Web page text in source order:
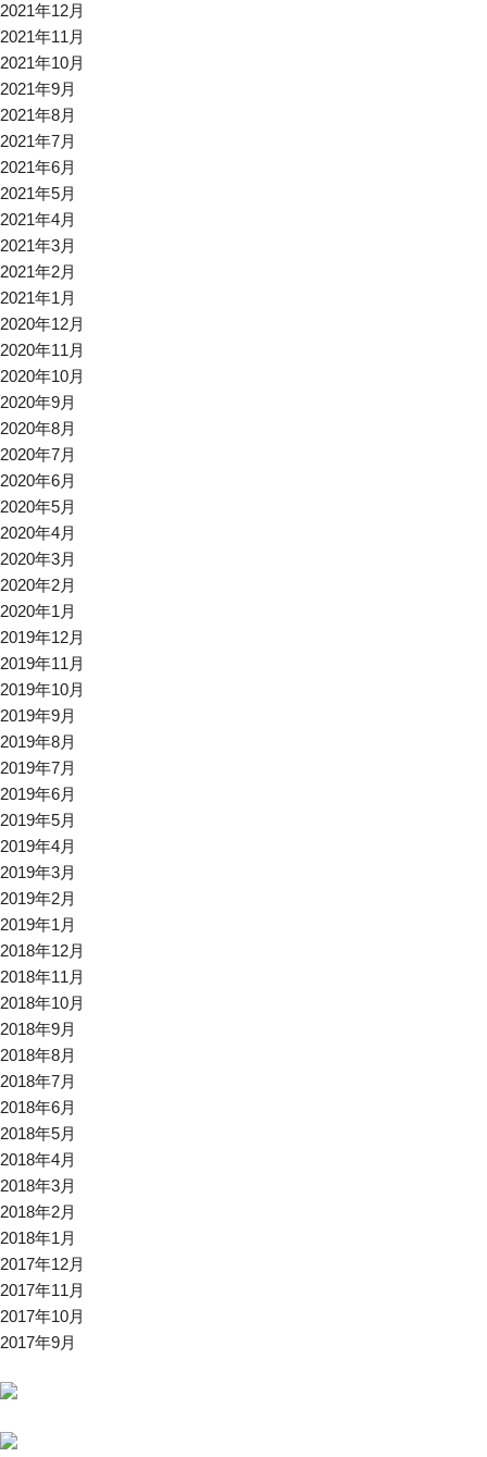
2021年12月
2021年11月
2021年10月
2021年9月
2021年8月
2021年7月
2021年6月
2021年5月
2021年4月
2021年3月
2021年2月
2021年1月
2020年12月
2020年11月
2020年10月
2020年9月
2020年8月
2020年7月
2020年6月
2020年5月
2020年4月
2020年3月
2020年2月
2020年1月
2019年12月
2019年11月
2019年10月
2019年9月
2019年8月
2019年7月
2019年6月
2019年5月
2019年4月
2019年3月
2019年2月
2019年1月
2018年12月
2018年11月
2018年10月
2018年9月
2018年8月
2018年7月
2018年6月
2018年5月
2018年4月
2018年3月
2018年2月
2018年1月
2017年12月
2017年11月
2017年10月
2017年9月